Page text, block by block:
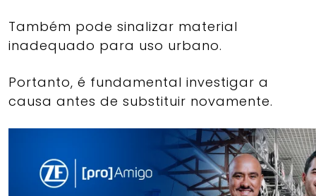
Também pode sinalizar material
inadequado para uso urbano.
Portanto, é fundamental investigar a
causa antes de substituir novamente.